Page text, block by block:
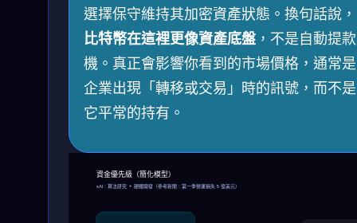
選擇保守維持其加密資產狀態。換句話說，
比特幣在這裡更像資產底盤 ，不是自動提款
機。真正會影響你看到的市場價格，通常是
企業出現「轉移或交易」時的訊號，而不是
它平常的持有。
資金優先級（簡化模型）
xAI：算法研究 + 硬體開發（參考新聞：第一季營運損失 5 億美元）